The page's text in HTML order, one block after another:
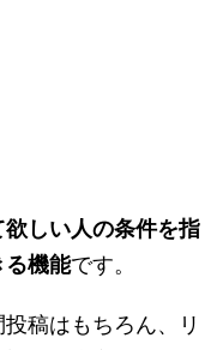
欲しい人の条件を指
る機能です。
稿はもちろん、リ